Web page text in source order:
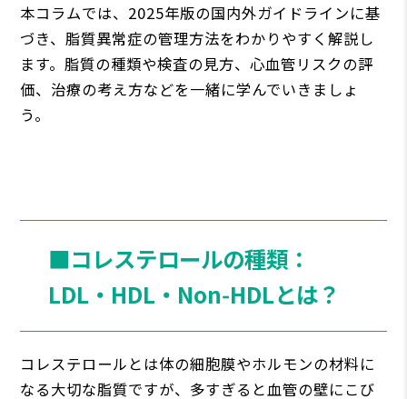
本コラムでは、2025年版の国内外ガイドラインに基
づき、脂質異常症の管理方法をわかりやすく解説し
ます。脂質の種類や検査の見方、心血管リスクの評
価、治療の考え方などを一緒に学んでいきましょ
う。
■コレステロールの種類：
LDL・HDL・Non‑HDLとは？
コレステロールとは体の細胞膜やホルモンの材料に
なる大切な脂質ですが、多すぎると血管の壁にこび